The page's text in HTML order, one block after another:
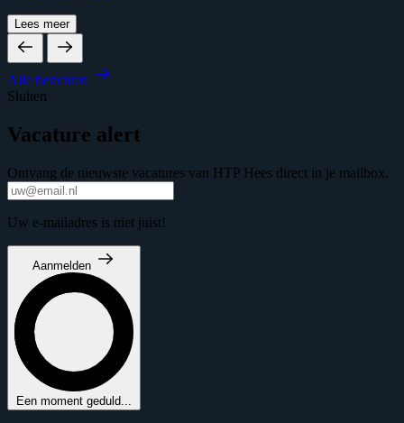
Lees meer
Alle berichten
Sluiten
Vacature alert
Ontvang de nieuwste vacatures van HTP Hees direct in je mailbox.
Uw e-mailadres is niet juist!
Aanmelden
Een moment geduld...